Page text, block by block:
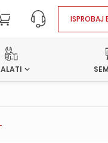
ISPROBAJ
ALATI